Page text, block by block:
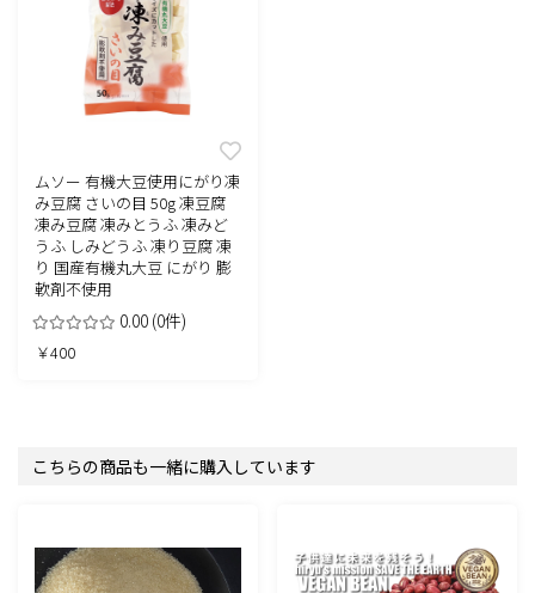
ムソー 有機大豆使用にがり凍
み豆腐 さいの目 50g 凍豆腐
凍み豆腐 凍みとうふ 凍みど
うふ しみどうふ 凍り豆腐 凍
り 国産有機丸大豆 にがり 膨
軟剤不使用
0.00 (0件)
￥400
こちらの商品も一緒に購入しています